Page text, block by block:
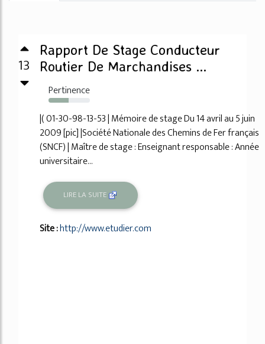
13
Rapport De Stage Conducteur
Routier De Marchandises ...
Pertinence
49%
|( 01-30-98-13-53 | Mémoire de stage Du 14 avril au 5 juin
2009 [pic] |Société Nationale des Chemins de Fer français
(SNCF) | Maître de stage : Enseignant responsable : Année
universitaire...
LIRE LA SUITE
Site :http://www.etudier.com